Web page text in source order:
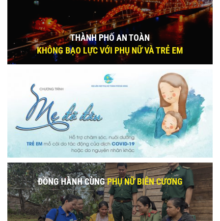
THÀNH PHỐ AN TOÀN
KHÔNG BẠO LỰC VỚI PHỤ NỮ VÀ TRẺ EM
ĐỒNG HÀNH CÙNGPHỤ NỮ BIÊN CƯƠNG